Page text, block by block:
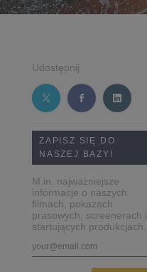
Udostępnij
ZAPISZ SIĘ DO
NASZEJ BAZY!
M.in. najważniejsze
informacje o naszych
filmach, pokazach
prasowych, screenerach i
startujących produkcjach.